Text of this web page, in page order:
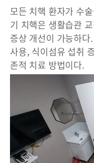
모든 치핵 환자가 수
기 치핵은 생활습관
증상 개선이 가능하
사용, 식이섬유 섭취
존적 치료 방법이다.